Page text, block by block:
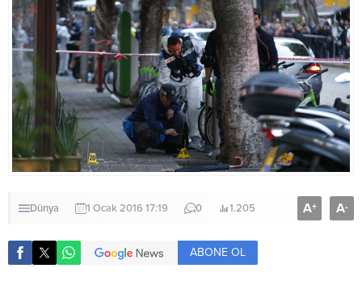
Dünya 1 Ocak 2016 17:19 0 1.205 A+ A-
ABONE OL